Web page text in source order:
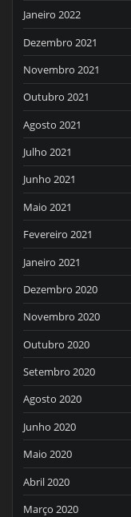
Janeiro 2022
Dezembro 2021
Novembro 2021
Outubro 2021
Agosto 2021
Julho 2021
Junho 2021
Maio 2021
Fevereiro 2021
Janeiro 2021
Dezembro 2020
Novembro 2020
Outubro 2020
Setembro 2020
Agosto 2020
Junho 2020
Maio 2020
Abril 2020
Março 2020